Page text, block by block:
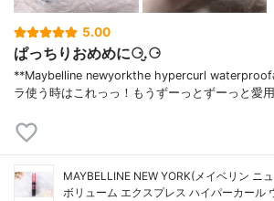
5.00
ぱっちりおめめに⚆.̮⚆
**Maybelline newyorkthe hypercurl
ラ使う時はこれっっ！もうずーっとずーっと愛
MAYBELLINE NEW YORK(メイベリン ニ
ボリューム エクスプレス ハイパーカール